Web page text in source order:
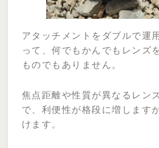
アタッチメントをダブルで運
って、何でもかんでもレンズ
ものでもありません。
焦点距離や性質が異なるレン
で、利便性が格段に増します
けます。